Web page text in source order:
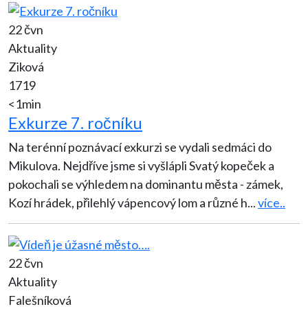
22 čvn
Aktuality
Ziková
1719
<1min
Exkurze 7. ročníku
Na terénní poznávací exkurzi se vydali sedmáci do
Mikulova. Nejdříve jsme si vyšlápli Svatý kopeček a
pokochali se výhledem na dominantu města - zámek,
Kozí hrádek, přilehlý vápencový lom a různé h...více..
22 čvn
Aktuality
Falešníková